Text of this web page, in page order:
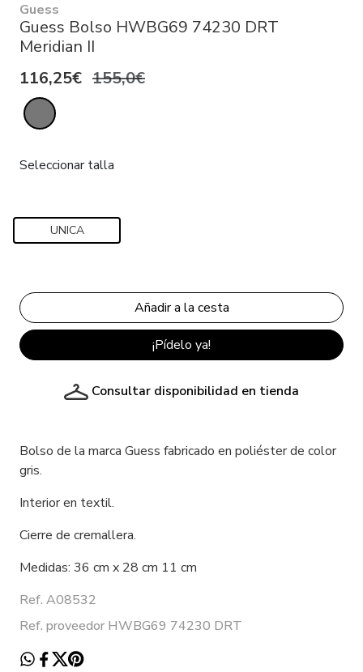
Guess
Guess Bolso HWBG69 74230 DRT
Meridian II
116,25€ 155,0€
Seleccionar talla
UNICA
¡Pídelo ya!
Consultar disponibilidad en tienda
Bolso de la marca Guess fabricado en poliéster de color
gris.
Interior en textil.
Cierre de cremallera.
Medidas: 36 cm x 28 cm 11 cm
Ref. A08532
Ref. proveedor HWBG69 74230 DRT